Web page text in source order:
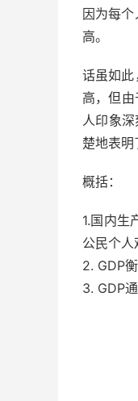
因为每
高。
话虽如此
高，但
人印象
楚地表明
概括：
1.国内生
公民个人
2. GDP
3. GDP